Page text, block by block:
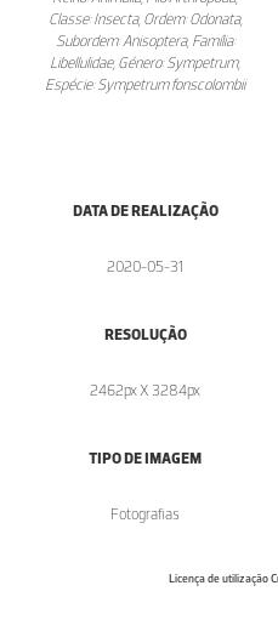
Classe: Insecta, Ordem: Odonata,
Subordem: Anisoptera, Família:
Libellulidae, Género: Sympetrum,
Espécie: Sympetrum fonscolombii
DATA DE REALIZAÇÃO
2020-05-31
RESOLUÇÃO
2462px X 3284px
TIPO DE IMAGEM
Fotografias
Licença de utilização